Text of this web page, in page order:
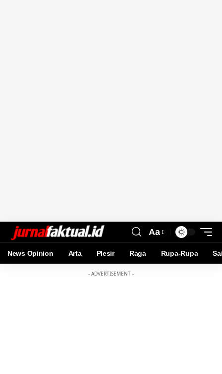
Aa
News Opinion Arta Plesir Raga Rupa-Rupa
- ADVERTISEMENT -